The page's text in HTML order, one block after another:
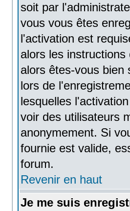
soit par
vous vous êtes
l'activation est
alors les
alors êtes-vous bien
lors de
lesquelles
voir des utilisateurs
anonymement. Si
fournie est valide,
forum.
Revenir en haut
Je me suis